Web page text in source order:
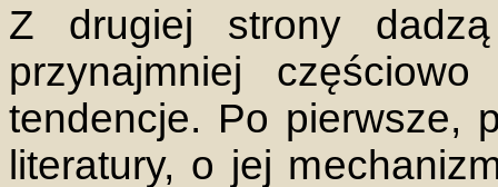
Z drugiej strony
przynajmniej
tendencje. Po pierwsze,
literatury, o jej